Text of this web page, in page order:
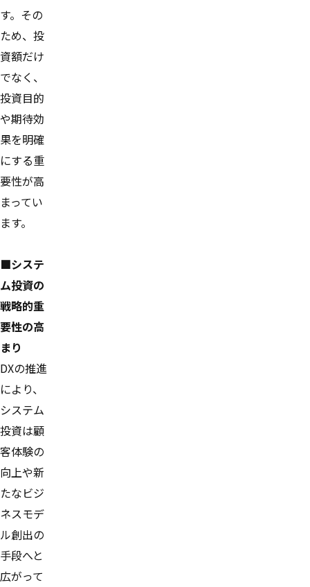
す。その
ため、投
資額だけ
でなく、
投資目的
や期待効
果を明確
にする重
要性が高
まってい
ます。
■システ
ム投資の
戦略的重
要性の高
まり
DXの推進
により、
システム
投資は顧
客体験の
向上や新
たなビジ
ネスモデ
ル創出の
手段へと
広がって